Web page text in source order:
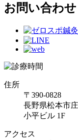
お問い合わせ
住所
〒390-0828
長野県松本市
小平ビル 1F
アクセス